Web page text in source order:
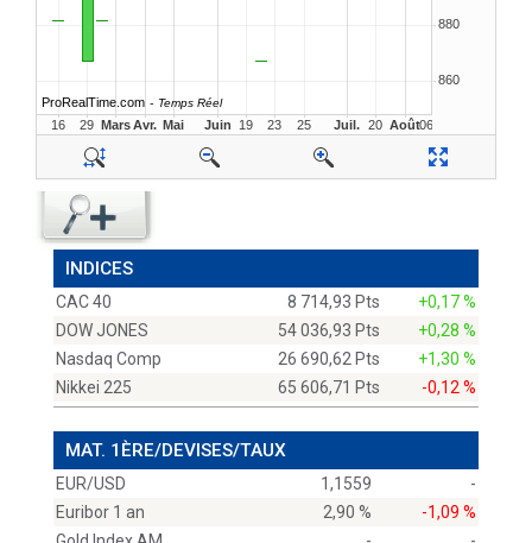
INDICES
CAC 40 8 714,93 Pts
+0,17 %
DOW JONES
54 036,93 Pts
+0,28 %
Nasdaq Comp
26 690,62 Pts
+1,30 %
Nikkei 225
65 606,71 Pts -0,12 %
MAT. 1ÈRE/DEVISES/TAUX
EUR/USD 1,1559
-
Euribor 1 an
2,90 %
-1,09 %